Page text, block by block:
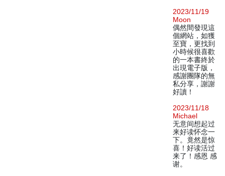
2023/11/19
Moon
偶然間發現這
個網站，如獲
至寶，更找到
小時候很喜歡
的一本書終於
出現電子版，
感謝團隊的無
私分享，謝謝
好讀！
2023/11/18
Michael
无意间想起过
来好读怀念一
下。竟然是惊
喜！好读活过
来了！感恩 感
谢。